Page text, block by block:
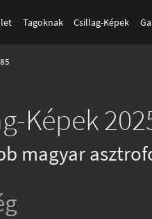
Tagoknak Csillag-Képek
Képek
magyar